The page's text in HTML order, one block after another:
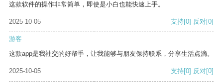
这款软件的操作非常简单，即使是小白也能快速上手。
2025-10-05 支持[0] 反对[0]
游客
这款app是我社交的好帮手，让我能够与朋友保持联系，分享生活点滴。
2025-10-05 支持[0] 反对[0]